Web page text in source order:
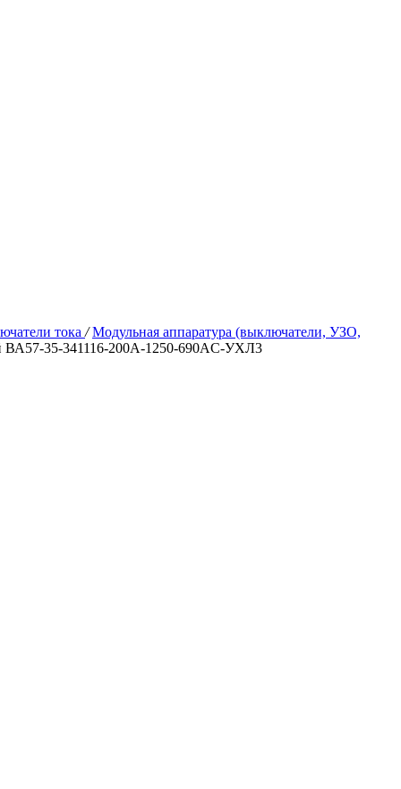
тока / Модульная аппаратура (выключатели, УЗО,
ВА57-35-341116-200А-1250-690AC-УХЛ3